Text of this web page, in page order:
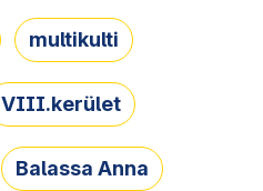
multikulti
VIII.kerület
Balassa Anna